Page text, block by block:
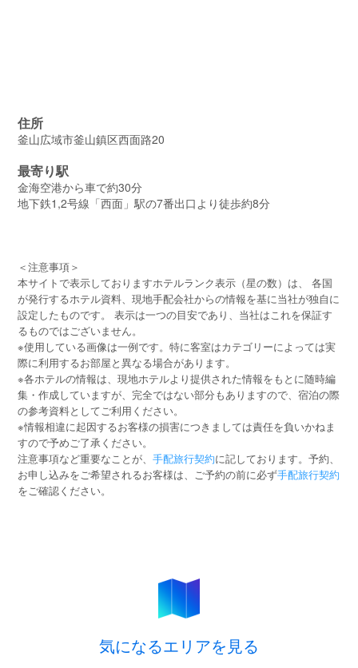
住所
釜山広域市釜山鎮区西面路20
最寄り駅
金海空港から車で約30分
地下鉄1,2号線「西面」駅の7番出口より徒歩約8分
＜注意事項＞
本サイトで表示しておりますホテルランク表示（星の数）は、 各国
が発行するホテル資料、現地手配会社からの情報を基に当社が独自に
設定したものです。 表示は一つの目安であり、当社はこれを保証す
るものではございません。
※使用している画像は一例です。特に客室はカテゴリーによっては実
際に利用するお部屋と異なる場合があります。
※各ホテルの情報は、現地ホテルより提供された情報をもとに随時編
集・作成していますが、完全ではない部分もありますので、宿泊の際
の参考資料としてご利用ください。
※情報相違に起因するお客様の損害につきましては責任を負いかねま
すので予めご了承ください。
注意事項など重要なことが、手配旅行契約に記しております。予約、
お申し込みをご希望されるお客様は、ご予約の前に必ず手配旅行契約
をご確認ください。
気になるエリアを見る